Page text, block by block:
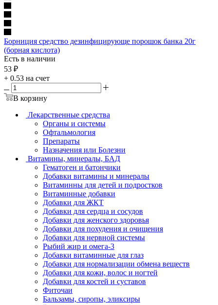
Борниция средство дезинфицирующе порошок банка 20г
(борная кислота)
Есть в наличии
53 ₽
+ 0.53 на счет
В корзину
Лекарственные средства
Органы и системы
Офтальмология
Препараты
Назначения или Болезни
Витамины, минералы, БАД
Гематоген и батончики
Добавки витамины и минералы
Витаминны для детей и подростков
Витаминные добавки
Добавки для ЖКТ
Добавки для сердца и сосудов
Добавки для женского здоровья
Добавки для похудения и очищения
Добавки для нервной системы
Рыбий жир и омега-3
Добавки витаминные для глаз
Добавки для нормализации обмена веществ
Добавки для кожи, волос и ногтей
Добавки для костей и суставов
Фиточаи
Бальзамы, сиропы, эликсиры